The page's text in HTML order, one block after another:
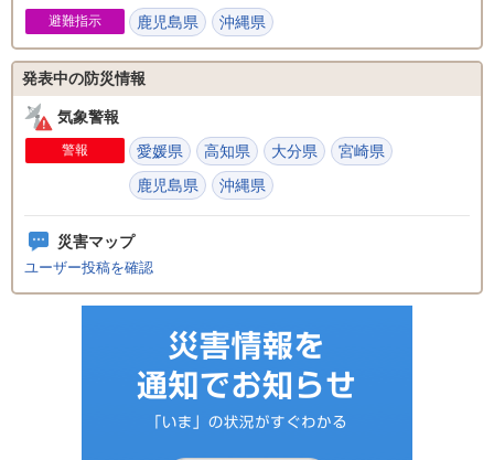
避難指示 鹿児島県 沖縄県
発表中の防災情報
気象警報
警報 愛媛県 高知県 大分県
宮崎県
鹿児島県
沖縄県
災害マップ
ユーザー投稿を確認